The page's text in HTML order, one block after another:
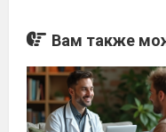
Вам также